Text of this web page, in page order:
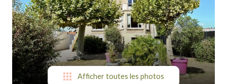
suis-
je ?
Contact
Afficher toutes les photos